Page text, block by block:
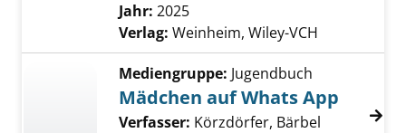
Jahr: 2025
Verlag: Weinheim, Wiley-VCH
Mediengruppe: Jugendbuch
Mädchen auf Whats App
Verfasser: Körzdörfer, Bärbel